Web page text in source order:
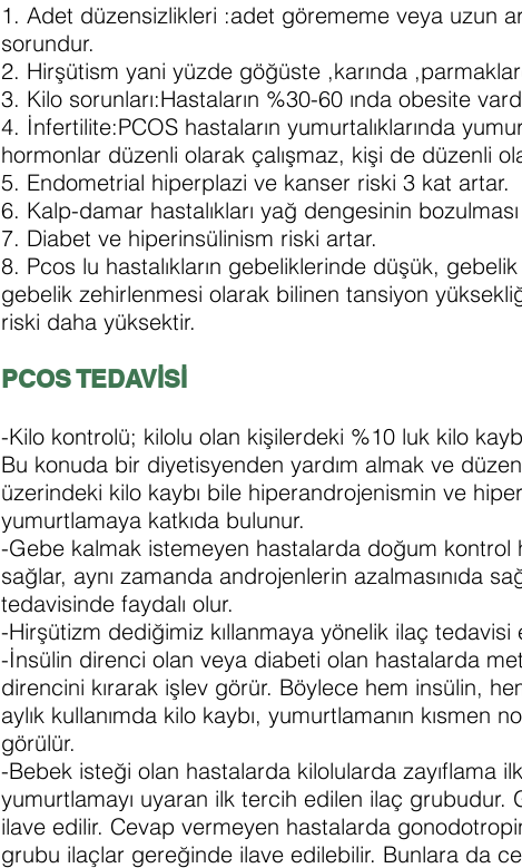
1. Adet düzensizlikleri :adet görememe veya uzun
sorundur.
2. Hirşütism yani yüzde göğüste ,karında
3. Kilo sorunları:Hastaların %30-60 ında obesite
4. İnfertilite:PCOS hastaların yumurtalıklarında
hormonlar düzenli olarak çalışmaz, kişi de düzenli
5. Endometrial hiperplazi ve kanser riski 3 kat artar.
6. Kalp-damar hastalıkları yağ dengesinin
7. Diabet ve hiperinsülinism riski artar.
8. Pcos lu hastalıkların gebeliklerinde düşük,
gebelik zehirlenmesi olarak bilinen tansiyon
riski daha yüksektir.
PCOS TEDAVİSİ
-Kilo kontrolü; kilolu olan kişilerdeki %10 luk kilo
Bu konuda bir diyetisyenden yardım almak ve
üzerindeki kilo kaybı bile hiperandrojenismin ve
yumurtlamaya katkıda bulunur.
-Gebe kalmak istemeyen hastalarda doğum kontrol
sağlar, aynı zamanda androjenlerin azalmasınıda
tedavisinde faydalı olur.
-Hirşütizm dediğimiz kıllanmaya yönelik ilaç tedavisi
-İnsülin direnci olan veya diabeti olan hastalarda
direncini kırarak işlev görür. Böylece hem insülin,
aylık kullanımda kilo kaybı, yumurtlamanın kısmen
görülür.
-Bebek isteği olan hastalarda kilolularda zayıflama
yumurtlamayı uyaran ilk tercih edilen ilaç
ilave edilir. Cevap vermeyen hastalarda
grubu ilaçlar gereğinde ilave edilebilir. Bunlara da